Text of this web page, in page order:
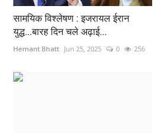
सामयिक विश्लेषण : इजरायल ईरान
युद्ध...बारह दिन चले अढ़ाई...
Hemant Bhatt Jun 25, 2025 0 256